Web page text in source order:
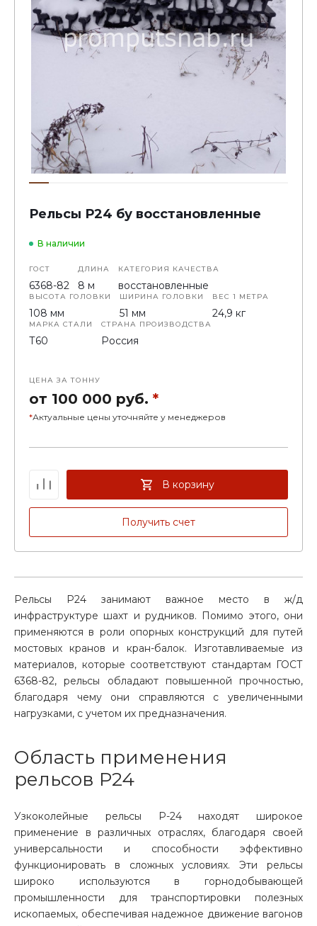
Рельсы Р24 бу восстановленные
В наличии
ГОСТ
6368-82
ДЛИНА
8 м
КАТЕГОРИЯ КАЧЕСТВА
восстановленные
ВЫСОТА ГОЛОВКИ
108 мм
ШИРИНА ГОЛОВКИ
51 мм
ВЕС 1 МЕТРА
24,9 кг
МАРКА СТАЛИ
Т60
СТРАНА ПРОИЗВОДСТВА
Россия
ЦЕНА ЗА ТОННУ
от 100 000 руб. *
*Актуальные цены уточняйте у менеджеров
Получить счет
В корзину
Рельсы P24 занимают важное место в ж/д
инфраструктуре шахт и рудников. Помимо этого, они
применяются в роли опорных конструкций для путей
мостовых кранов и кран-балок. Изготавливаемые из
материалов, которые соответствуют стандартам ГОСТ
6368-82, рельсы обладают повышенной прочностью,
благодаря чему они справляются с увеличенными
нагрузками, с учетом их предназначения.
Область применения
рельсов Р24
Узкоколейные рельсы Р-24 находят широкое
применение в различных отраслях, благодаря своей
универсальности и способности эффективно
функционировать в сложных условиях. Эти рельсы
широко используются в горнодобывающей
промышленности для транспортировки полезных
ископаемых, обеспечивая надежное движение вагонов